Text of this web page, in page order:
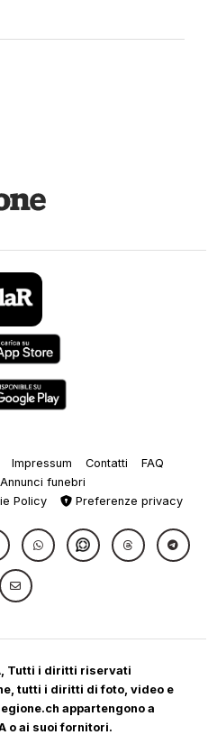
Impressum Contatti
FAQ
Annunci funebri
Policy Preferenze privacy
Tutti i diritti riservati
tutti i diritti di foto, video e
appartengono a
o ai suoi fornitori.